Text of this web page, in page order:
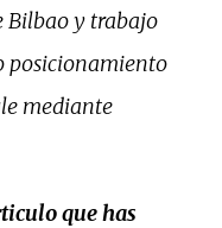
Bilbao y trabajo
posicionamiento
mediante
que has